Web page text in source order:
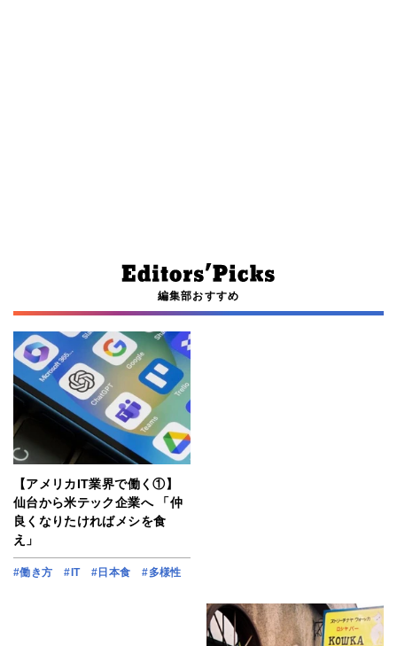
編集部おすすめ
【アメリカIT業界で働く①】
仙台から米テック企業へ 「仲
良くなりたければメシを食
え」
#働き方 #IT #日本食 #多様性